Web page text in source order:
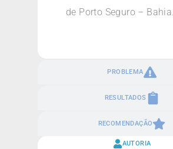
PROBLEMA
RESULTADOS
RECOMENDAÇÃO
de Porto Seguro – Bahia.
AUTORIA